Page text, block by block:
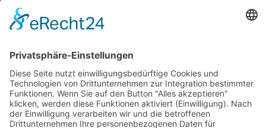
info@cdubadbergen.de
CDU in Niedersachsen
Startseite
Aktuelles
Vorstand